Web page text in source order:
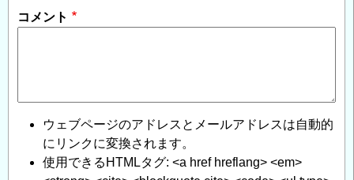
コメント
ウェブページのアドレスとメールアドレスは自動的
にリンクに変換されます。
使用できるHTMLタグ: <a href hreflang> <em>